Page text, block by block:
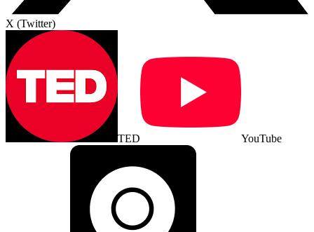
X (Twitter)
TED YouTube